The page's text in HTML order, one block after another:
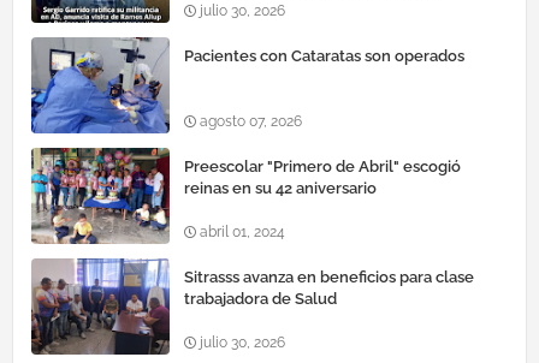
cauteloso»
julio 30, 2026
Pacientes con Cataratas son operados
agosto 07, 2026
Preescolar "Primero de Abril" escogió
reinas en su 42 aniversario
abril 01, 2024
Sitrasss avanza en beneficios para clase
trabajadora de Salud
julio 30, 2026